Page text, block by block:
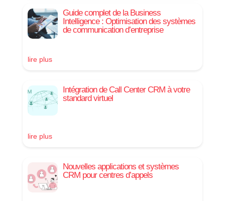
Guide complet de la Business
Intelligence : Optimisation des systèmes
de communication d’entreprise
lire plus
Intégration de Call Center CRM à votre
standard virtuel
lire plus
Nouvelles applications et systèmes
CRM pour centres d’appels